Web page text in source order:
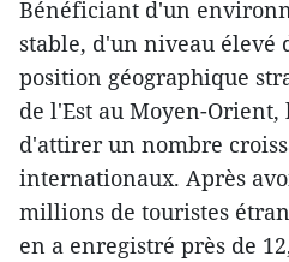
Bénéficiant d'un
stable, d'un niveau élevé
position géographique
de l'Est au Moyen-
d'attirer un nombre
internationaux. Après
millions de touristes
en a enregistré près de